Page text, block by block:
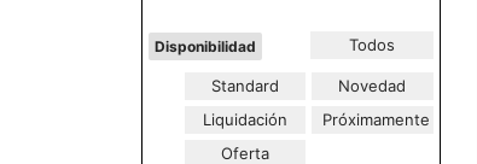
Disponibilidad Todos
Standard
Novedad
Liquidación
Próximamente
Oferta